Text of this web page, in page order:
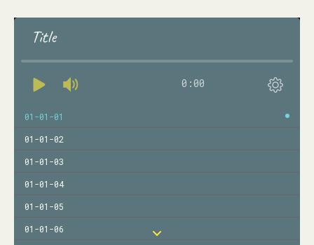
Title
0:00
01-01-01
01-01-02
01-01-03
01-01-04
01-01-05
01-01-06